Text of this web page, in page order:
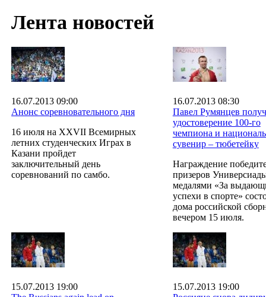
Лента новостей
16.07.2013 09:00
Анонс соревновательного дня
16 июля на XXVII Всемирных
летних студенческих Играх в
Казани пройдет
заключительный день
соревнований по самбо.
16.07.2013 08:30
Павел Румянцев
удостоверение 100-го
чемпиона и
сувенир – тюбетейку
Награждение
призеров
медалями «За
успехи в спорте»
дома российской
вечером 15 июля.
15.07.2013 19:00
15.07.2013 19:00